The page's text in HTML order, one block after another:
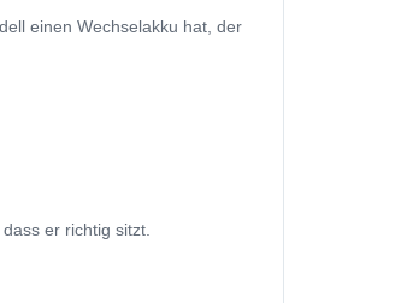
einen Wechselakku hat, der
er richtig sitzt.